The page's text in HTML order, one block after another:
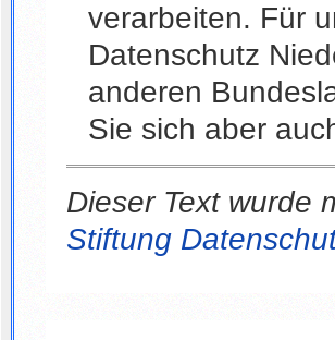
verarbeiten. Für
Datenschutz
anderen
Sie sich aber
Dieser Text wurde
Stiftung